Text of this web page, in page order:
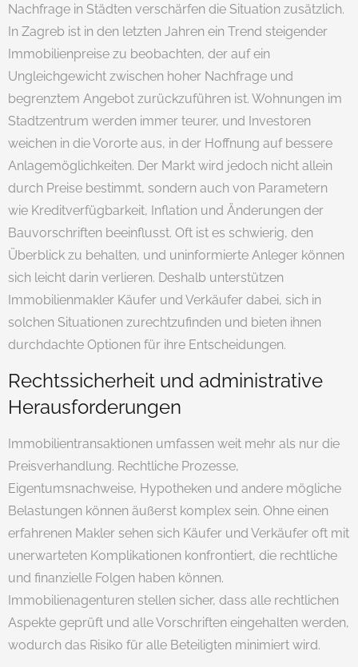
Nachfrage in Städten verschärfen die Situation zusätzlich.
In Zagreb ist in den letzten Jahren ein Trend steigender
Immobilienpreise zu beobachten, der auf ein
Ungleichgewicht zwischen hoher Nachfrage und
begrenztem Angebot zurückzuführen ist. Wohnungen im
Stadtzentrum werden immer teurer, und Investoren
weichen in die Vororte aus, in der Hoffnung auf bessere
Anlagemöglichkeiten. Der Markt wird jedoch nicht allein
durch Preise bestimmt, sondern auch von Parametern
wie Kreditverfügbarkeit, Inflation und Änderungen der
Bauvorschriften beeinflusst. Oft ist es schwierig, den
Überblick zu behalten, und uninformierte Anleger können
sich leicht darin verlieren. Deshalb unterstützen
Immobilienmakler Käufer und Verkäufer dabei, sich in
solchen Situationen zurechtzufinden und bieten ihnen
durchdachte Optionen für ihre Entscheidungen.
Rechtssicherheit und administrative
Herausforderungen
Immobilientransaktionen umfassen weit mehr als nur die
Preisverhandlung. Rechtliche Prozesse,
Eigentumsnachweise, Hypotheken und andere mögliche
Belastungen können äußerst komplex sein. Ohne einen
erfahrenen Makler sehen sich Käufer und Verkäufer oft mit
unerwarteten Komplikationen konfrontiert, die rechtliche
und finanzielle Folgen haben können.
Immobilienagenturen stellen sicher, dass alle rechtlichen
Aspekte geprüft und alle Vorschriften eingehalten werden,
wodurch das Risiko für alle Beteiligten minimiert wird.